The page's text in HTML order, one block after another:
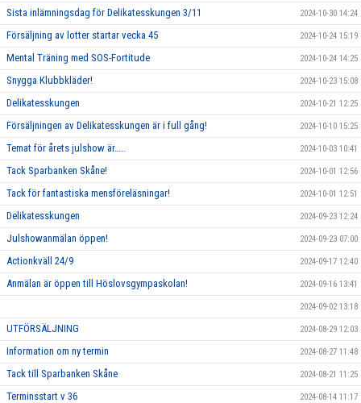
Sista inlämningsdag för Delikatesskungen 3/11 2024-10-30 14:24
Försäljning av lotter startar vecka 45 2024-10-24 15:19
Mental Träning med SOS-Fortitude 2024-10-24 14:25
Snygga Klubbkläder! 2024-10-23 15:08
Delikatesskungen 2024-10-21 12:25
Försäljningen av Delikatesskungen är i full gång! 2024-10-10 15:25
Temat för årets julshow är….. 2024-10-03 10:41
Tack Sparbanken Skåne! 2024-10-01 12:56
Tack för fantastiska mensföreläsningar! 2024-10-01 12:51
Delikatesskungen 2024-09-23 12:24
Julshowanmälan öppen! 2024-09-23 07:00
Actionkväll 24/9 2024-09-17 12:40
Anmälan är öppen till Höslovsgympaskolan! 2024-09-16 13:41
2024-09-02 13:18
UTFÖRSÄLJNING 2024-08-29 12:03
Information om ny termin 2024-08-27 11:48
Tack till Sparbanken Skåne 2024-08-21 11:25
Terminsstart v 36 2024-08-14 11:17